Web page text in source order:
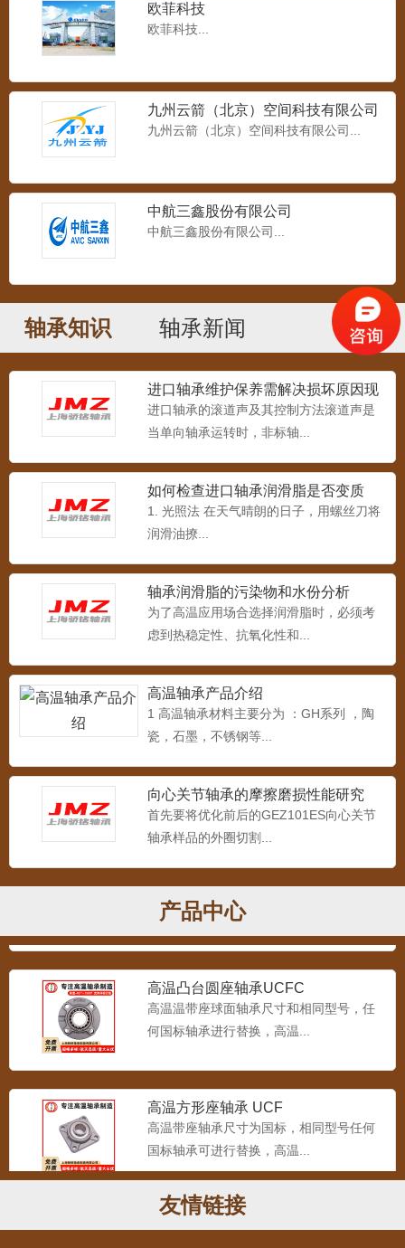
欧菲科技
欧菲科技...
九州云箭（北京）空间科技有限公司
九州云箭（北京）空间科技有限公司...
中航三鑫股份有限公司
中航三鑫股份有限公司...
轴承知识 轴承新闻
进口轴承维护保养需解决损坏原因现
象
进口轴承的滚道声及其控制方法滚道声是
当单向轴承运转时，非标轴...
如何检查进口轴承润滑脂是否变质
1. 光照法 在天气晴朗的日子，用螺丝刀将
润滑油撩...
轴承润滑脂的污染物和水份分析
为了高温应用场合选择润滑脂时，必须考
虑到热稳定性、抗氧化性和...
高温轴承产品介绍
1 高温轴承材料主要分为 ：GH系列 ，陶
瓷，石墨，不锈钢等...
向心关节轴承的摩擦磨损性能研究
首先要将优化前后的GEZ101ES向心关节
轴承样品的外圈切割...
产品中心
高温调心滚子轴承
何国标轴承进行替换，承受...
角接触高温轴承国标尺寸，相同型号任何
高温圆锥滚子轴承
高温圆柱滚子轴承尺寸和相同型号，任何
国标轴承进行替换，轴承分...
高温滑块座轴承 UCT
UCT200型 高温带滑块座外球面轴承（-40
UCFU型 高温环形座外球面轴承（-40～
1200°）...
高温菱形座轴承 UCFLU
UCFLU200型 高温带环形座外球面轴承
（-40～1200...
UCFL200型 高温菱形座外球面轴承（-40
～1200°）...
高温凸台圆座轴承UCFC
高温温带座球面轴承尺寸和相同型号，任
何国标轴承进行替换，高温...
高温方形座轴承 UCF
高温带座轴承尺寸为国标，相同型号任何
国标轴承可进行替换，高温...
高温立式座轴承 CUP
友情链接